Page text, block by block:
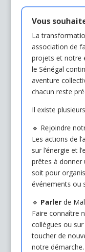
Vous
La
association de
projets et notre
le Sénégal
aventure
chacun reste
Il existe
🔹 Rejoindre
Les actions de
sur l’énergie et
prêtes à donner
soit pour
événements ou
🔹 Parlerde
Faire connaître
collègues ou
toucher de
notre démarche.